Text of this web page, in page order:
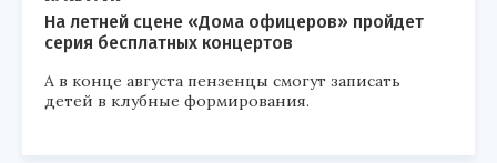
На летней сцене «Дома офицеров» пройдет
серия бесплатных концертов
А в конце августа пензенцы смогут записать
детей в клубные формирования.